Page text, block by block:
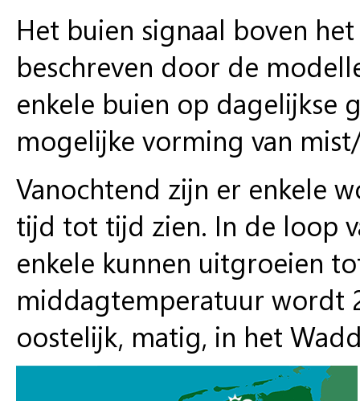
Het buien signaal boven
beschreven door de
enkele buien op dagelijkse
mogelijke vorming van
Vanochtend zijn er enkele
tijd tot tijd zien. In de loop
enkele kunnen uitgroeien
middagtemperatuur wordt
oostelijk, matig, in het